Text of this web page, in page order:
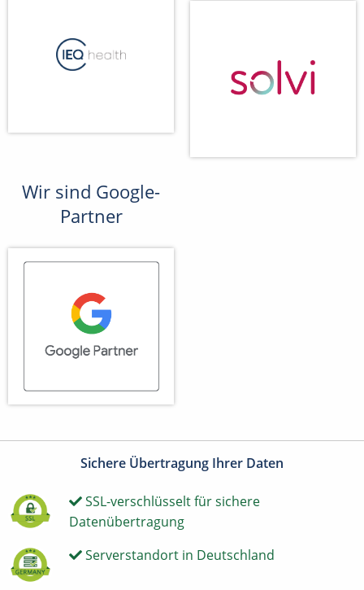
Wir sind Google-
Partner
Sichere Übertragung Ihrer Daten
SSL-verschlüsselt für sichere
Datenübertragung
Serverstandort in Deutschland